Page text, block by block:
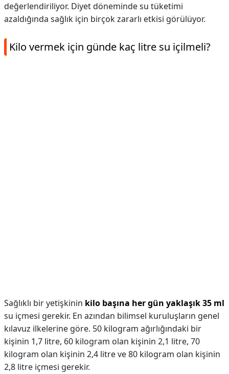
değerlendiriliyor. Diyet döneminde su tüketimi
azaldığında sağlık için birçok zararlı etkisi görülüyor.
Kilo vermek için günde kaç litre su içilmeli?
Sağlıklı bir yetişkinin kilo başına her gün yaklaşık 35 ml
su içmesi gerekir. En azından bilimsel kuruluşların genel
kılavuz ilkelerine göre. 50 kilogram ağırlığındaki bir
kişinin 1,7 litre, 60 kilogram olan kişinin 2,1 litre, 70
kilogram olan kişinin 2,4 litre ve 80 kilogram olan kişinin
2,8 litre içmesi gerekir.